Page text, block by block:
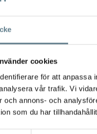
cookies
för att anpassa
vår trafik. Vi
och annons- och
som du har
gjord av PA, Svart